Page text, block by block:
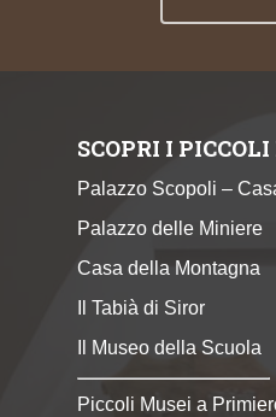
SCOPRI I
Palazzo Scopoli –
Palazzo delle Miniere
Casa della Montagna
Il Tabià di Siror
Il Museo della Scuola
Piccoli Musei a